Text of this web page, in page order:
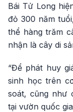
Bái Tử Long
đỏ 300 năm
thể hàng trăm
nhận là cây di
“Để phát huy
sinh học trên
soát, cũng như
tại vườn quốc